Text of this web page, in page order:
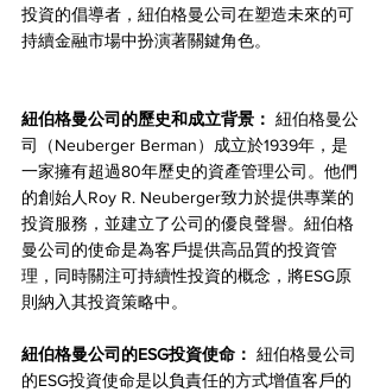
投資的倡導者，紐伯格曼公司在塑造未來的可
持續金融市場中扮演著關鍵角色。
紐伯格曼公司的歷史和成立背景： 紐伯格曼公
司（Neuberger Berman）成立於1939年，是
一家擁有超過80年歷史的資產管理公司。他們
的創始人Roy R. Neuberger致力於提供專業的
投資服務，並建立了公司的優良聲譽。紐伯格
曼公司的使命是為客戶提供高品質的投資管
理，同時關注可持續性投資的概念，將ESG原
則納入其投資策略中。
紐伯格曼公司的ESG投資使命： 紐伯格曼公司
的ESG投資使命是以負責任的方式增值客戶的